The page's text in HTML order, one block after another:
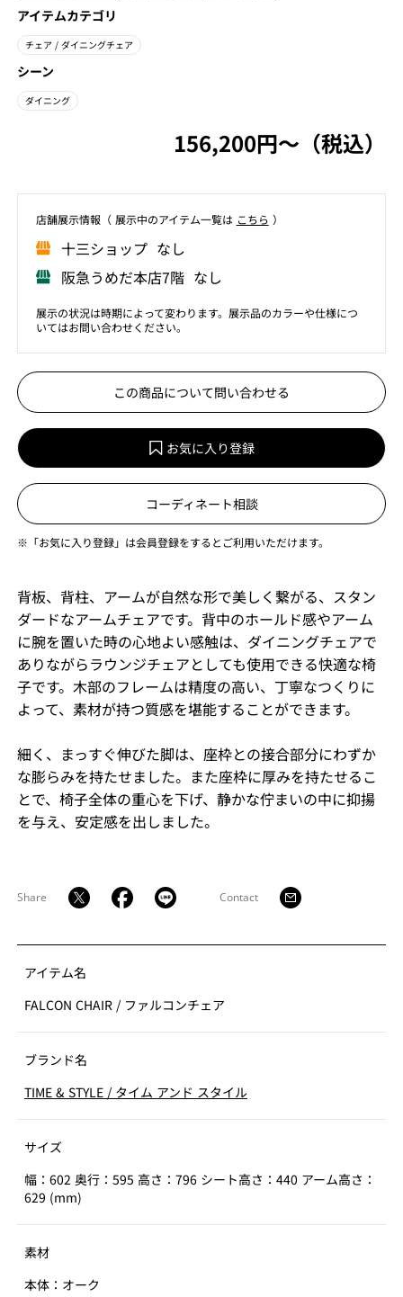
アイテムカテゴリ
チェア / ダイニングチェア
シーン
ダイニング
156,200円〜（税込）
店舗展⽰情報（ 展⽰中のアイテム⼀覧は こちら ）
⼗三ショップ なし
阪急うめだ本店7階 なし
展示の状況は時期によって変わります。展示品のカラーや仕様につ
いてはお問い合わせください。
この商品について問い合わせる
お気に入り登録
コーディネート相談
※「お気に入り登録」は会員登録をするとご利用いただけます。
背板、背柱、アームが自然な形で美しく繋がる、スタン
ダードなアームチェアです。背中のホールド感やアーム
に腕を置いた時の心地よい感触は、ダイニングチェアで
ありながらラウンジチェアとしても使用できる快適な椅
子です。木部のフレームは精度の高い、丁寧なつくりに
よって、素材が持つ質感を堪能することができます。
細く、まっすぐ伸びた脚は、座枠との接合部分にわずか
な膨らみを持たせました。また座枠に厚みを持たせるこ
とで、椅子全体の重心を下げ、静かな佇まいの中に抑揚
を与え、安定感を出しました。
Share Contact
アイテム名
FALCON CHAIR / ファルコンチェア
ブランド名
TIME & STYLE / タイム アンド スタイル
サイズ
幅：602 奥行：595 高さ：796 シート高さ：440 アーム高さ：
629 (mm)
素材
本体：オーク